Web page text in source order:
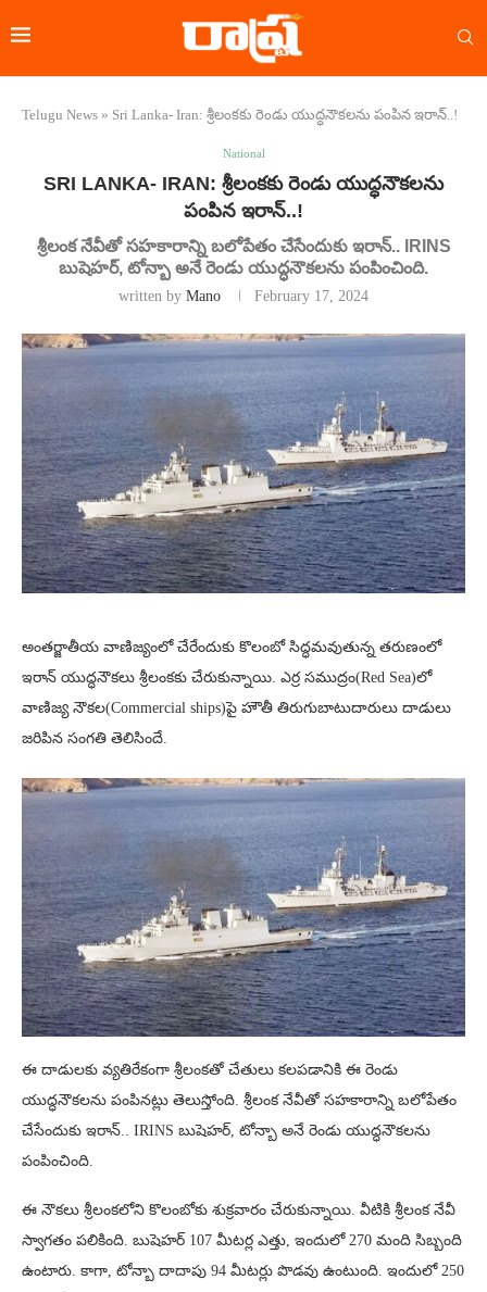
Telugu News » Sri Lanka- Iran: శ్రీలంకకు రెండు యుద్ధనౌకలను పంపిన ఇరాన్..!
National
SRI LANKA- IRAN: శ్రీలంకకు రెండు యుద్ధనౌకలను
పంపిన ఇరాన్..!
శ్రీలంక నేవీతో సహకారాన్ని బలోపేతం చేసేందుకు ఇరాన్.. IRINS
బుషెహర్, టోన్బా అనే రెండు యుద్ధనౌకలను పంపించింది.
written by Mano February 17, 2024
అంతర్జాతీయ వాణిజ్యంలో చేరేందుకు కొలంబో సిద్ధమవుతున్న తరుణంలో
ఇరాన్ యుద్ధనౌకలు శ్రీలంకకు చేరుకున్నాయి. ఎర్ర సముద్రం(Red Sea)లో
వాణిజ్య నౌకల(Commercial ships)పై హౌతీ తిరుగుబాటుదారులు దాడులు
జరిపిన సంగతి తెలిసిందే.
ఈ దాడులకు వ్యతిరేకంగా శ్రీలంకతో చేతులు కలపడానికి ఈ రెండు
యుద్ధనౌకలను పంపినట్లు తెలుస్తోంది. శ్రీలంక నేవీతో సహకారాన్ని బలోపేతం
చేసేందుకు ఇరాన్.. IRINS బుషెహర్, టోన్బా అనే రెండు యుద్ధనౌకలను
పంపించింది.
ఈ నౌకలు శ్రీలంకలోని కొలంబోకు శుక్రవారం చేరుకున్నాయి. వీటికి శ్రీలంక నేవీ
స్వాగతం పలికింది. బుషెహర్ 107 మీటర్ల ఎత్తు, ఇందులో 270 మంది సిబ్బంది
ఉంటారు. కాగా, టోన్బా దాదాపు 94 మీటర్లు పొడవు ఉంటుంది. ఇందులో 250